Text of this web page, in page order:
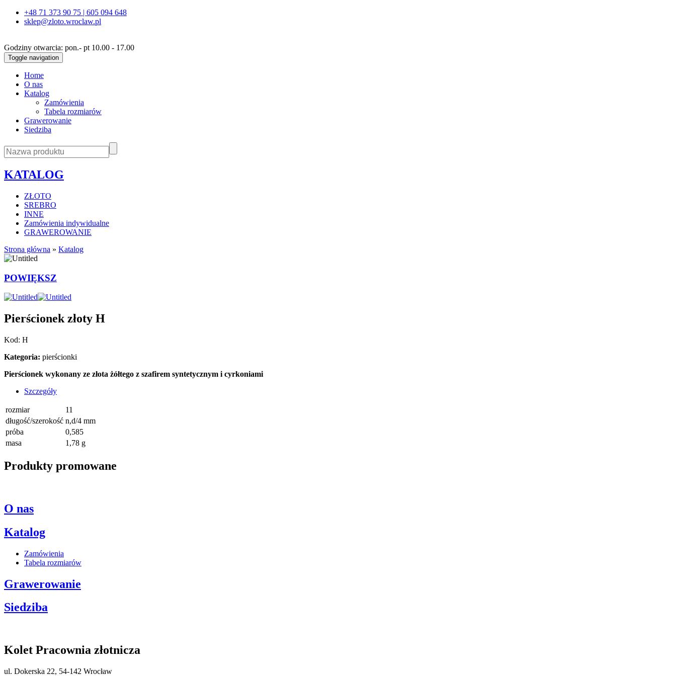
+48 71 373 90 75 | 605 094 648
sklep@zloto.wroclaw.pl
Godziny otwarcia: pon.- pt 10.00 - 17.00
Toggle navigation
Home
O nas
Katalog
Zamówienia
Tabela rozmiarów
Grawerowanie
Siedziba
KATALOG
ZŁOTO
SREBRO
INNE
Zamówienia indywidualne
GRAWEROWANIE
Strona główna » Katalog
POWIĘKSZ
Pierścionek złoty H
Kod: H
Kategoria: pierścionki
Pierścionek wykonany ze złota żółtego z szafirem syntetycznym i cyrkoniami
Szczegóły
rozmiar
11
długość/szerokość n,d/4 mm
próba
0,585
masa
1,78 g
Produkty promowane
O nas
Katalog
Zamówienia
Tabela rozmiarów
Grawerowanie
Siedziba
Kolet Pracownia złotnicza
ul. Dokerska 22, 54-142 Wrocław